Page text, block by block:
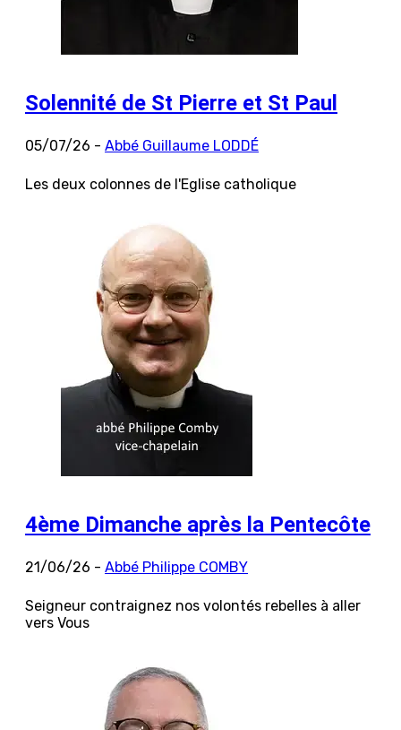
Solennité de St Pierre et St Paul
05/07/26 - Abbé Guillaume LODDÉ
Les deux colonnes de l'Eglise catholique
4ème Dimanche après la Pentecôte
21/06/26 - Abbé Philippe COMBY
Seigneur contraignez nos volontés rebelles à aller
vers Vous